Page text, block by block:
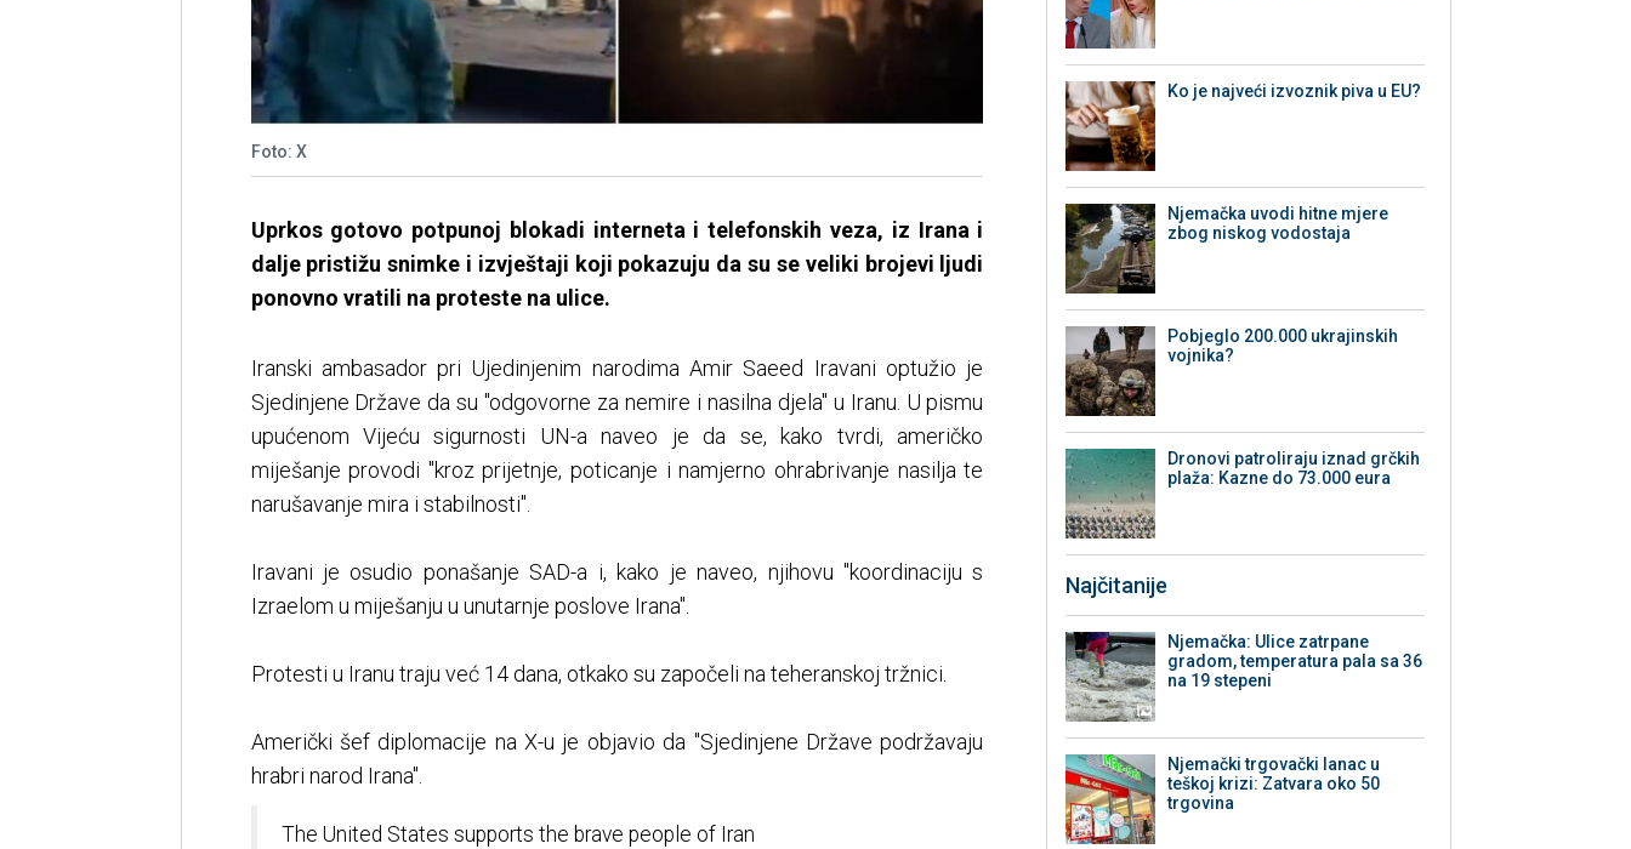
Foto: X
Uprkos gotovo potpunoj blokadi interneta i telefonskih veza, iz Irana i
dalje pristižu snimke i izvještaji koji pokazuju da su se veliki brojevi ljudi
ponovno vratili na proteste na ulice.
Iranski ambasador pri Ujedinjenim narodima Amir Saeed Iravani optužio je
Sjedinjene Države da su "odgovorne za nemire i nasilna djela" u Iranu. U pismu
upućenom Vijeću sigurnosti UN-a naveo je da se, kako tvrdi, američko
miješanje provodi "kroz prijetnje, poticanje i namjerno ohrabrivanje nasilja te
narušavanje mira i stabilnosti".
Iravani je osudio ponašanje SAD-a i, kako je naveo, njihovu "koordinaciju s
Izraelom u miješanju u unutarnje poslove Irana".
Protesti u Iranu traju već 14 dana, otkako su započeli na teheranskoj tržnici.
Američki šef diplomacije na X-u je objavio da "Sjedinjene Države podržavaju
hrabri narod Irana".
The United States supports the brave people of Iran
Ko je najveći izvoznik piva u EU?
Njemačka uvodi hitne mjere
zbog niskog vodostaja
Pobjeglo 200.000 ukrajinskih
vojnika?
Dronovi patroliraju iznad grčkih
plaža: Kazne do 73.000 eura
Najčitanije
Njemačka: Ulice zatrpane
gradom, temperatura pala sa 36
na 19 stepeni
Njemački trgovački lanac u
teškoj krizi: Zatvara oko 50
trgovina